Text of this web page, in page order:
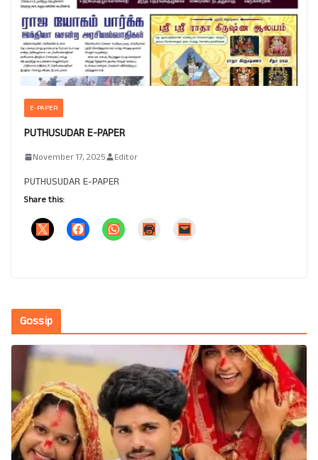
E-PAPER
PUTHUSUDAR E-PAPER
November 17, 2025 Editor
PUTHUSUDAR E-PAPER
Share this:
Gossip